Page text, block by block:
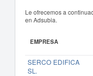
Le ofrecemos a
en Adsubia.
EMPRESA
SERCO EDIFICA
SL.